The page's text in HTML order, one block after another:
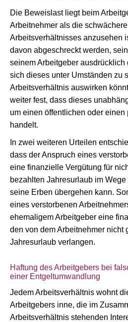
Die Beweislast liegt beim
Arbeitnehmer als die
Arbeitsverhältnisses anzusehen
davon abgeschreckt werden,
seinem Arbeitgeber ausdrücklich
sich dieses unter Umständen zu
Arbeitsverhältnis auswirken
weiter fest, dass dieses
um einen öffentlichen oder einen
handelt.
In zwei weiteren Urteilen
dass der Anspruch eines
eine finanzielle Vergütung für
bezahlten Jahresurlaub im
seine Erben übergehen kann.
eines verstorbenen
ehemaligem Arbeitgeber eine
den von dem Arbeitnehmer nicht
Jahresurlaub verlangen.
Haftung des Arbeitgebers bei
einer Entgeltumwandlung
Jedem Arbeitsverhältnis wohnt
Arbeitgebers inne, die im
Arbeitsverhältnis stehenden